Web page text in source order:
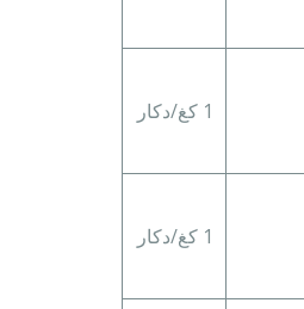
1 كغ/دكار
1 كغ/دكار